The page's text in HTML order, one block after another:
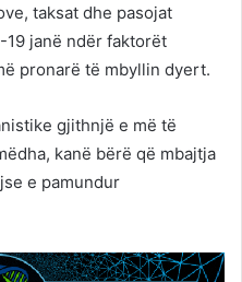
taksat dhe pasojat
19 janë ndër faktorët
pronarë të mbyllin dyert.
gjithnjë e më të
kanë bërë që mbajtja
e pamundur